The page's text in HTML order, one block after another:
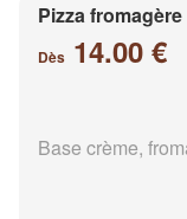
Pizza fromagère
Dès 14.00 €
Base crème,